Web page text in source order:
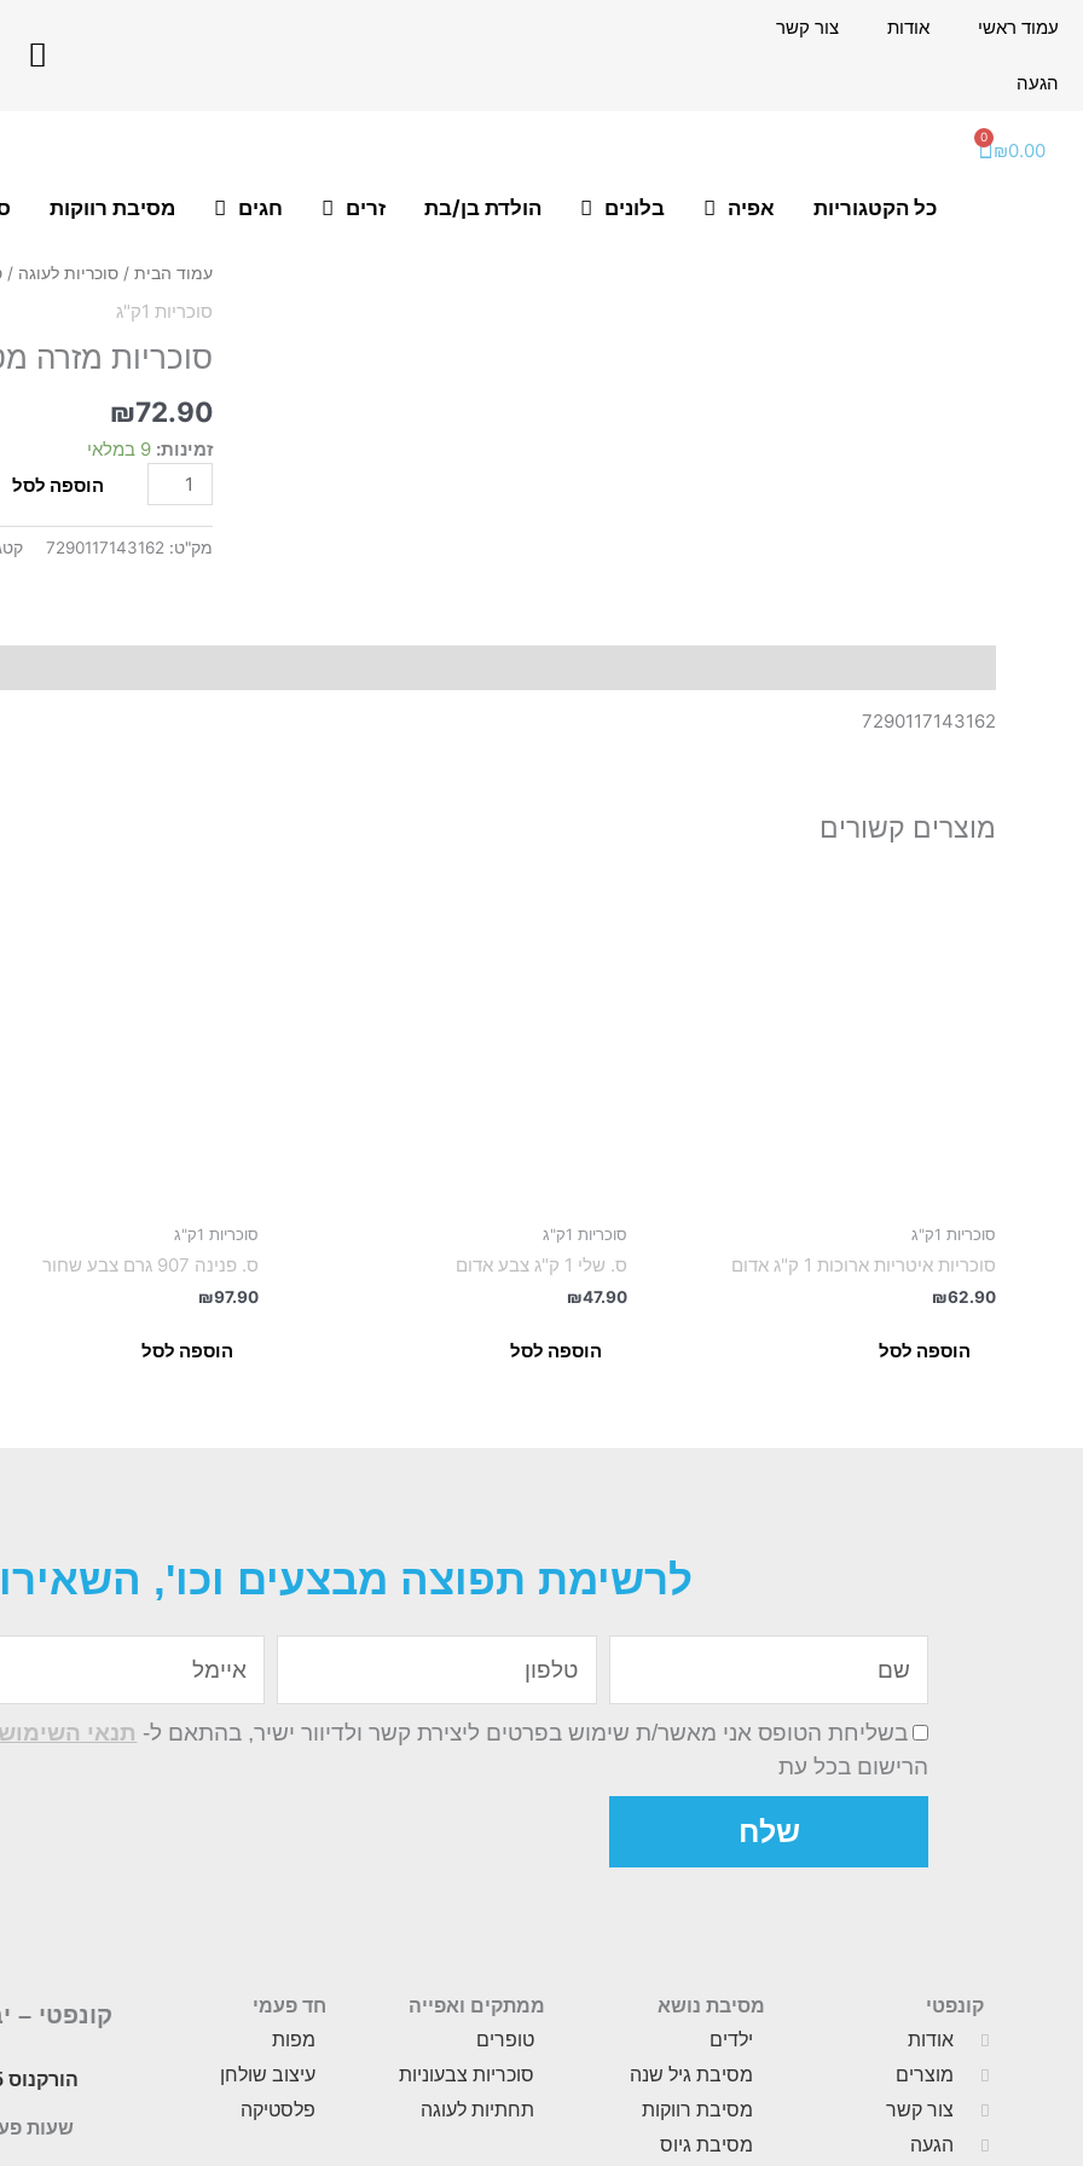
לתוכןעמוד ראשי אודות צור קשר
הגעה
F
a
k
₪0.00
0
עגלת
כל הקטגוריות אפיה בלונים הולדת בן/בת זרים חגים מסיבת רווקות
עמוד הבית / סוכריות לעוגה /
סוכריות 1ק"ג
סוכריות מזרה
₪72.90
זמינות: 9 במלאי
כמות
סוכריות
מזרה
אדום
1
ק"ג
הוספה לסל
מק"ט: 7290117143162
7290117143162
מוצרים קשורים
סוכריות 1ק"ג
סוכריות איטריות ארוכות 1 ק"ג אדום
₪62.90
הוספה לסל
סוכריות 1ק"ג
ס. שלי 1 ק"ג צבע אדום
₪47.90
הוספה לסל
סוכריות 1ק"ג
ס. פנינה 907 גרם צבע שחור
₪97.90
הוספה לסל
לרשימת תפוצה מבצעים וכו',
בשליחת הטופס אני מאשר/ת שימוש בפרטים ליצירת קשר ולדיוור ישיר, בהתאם ל- תנאי
הרישום בכל עת
שלח
קונפטי
אודות
מוצרים
צור קשר
הגעה
מסיבת נושא
ילדים
מסיבת גיל שנה
מסיבת רווקות
מסיבת גיוס
ממתקים ואפייה
טופרים
סוכריות צבעוניות
תחתיות לעוגה
חד פעמי
מפות
עיצוב שולחן
פלסטיקה
קונפטי –
הורקנוס 5, לוד
שעות